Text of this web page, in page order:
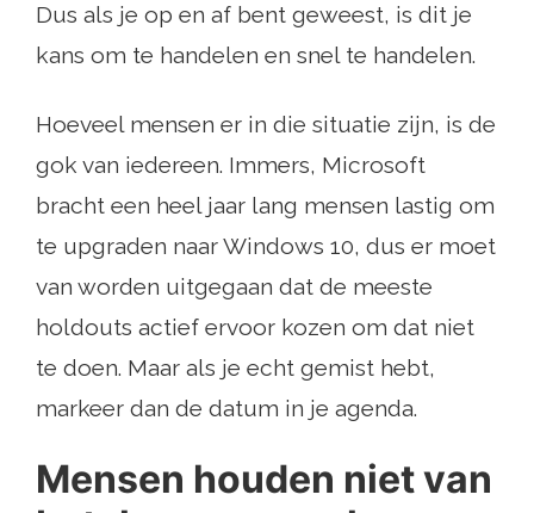
Dus als je op en af ​​bent geweest, is dit je
kans om te handelen en snel te handelen.
Hoeveel mensen er in die situatie zijn, is de
gok van iedereen. Immers, Microsoft
bracht een heel jaar lang mensen lastig om
te upgraden naar Windows 10, dus er moet
van worden uitgegaan dat de meeste
holdouts actief ervoor kozen om dat niet
te doen. Maar als je echt gemist hebt,
markeer dan de datum in je agenda.
Mensen houden niet van